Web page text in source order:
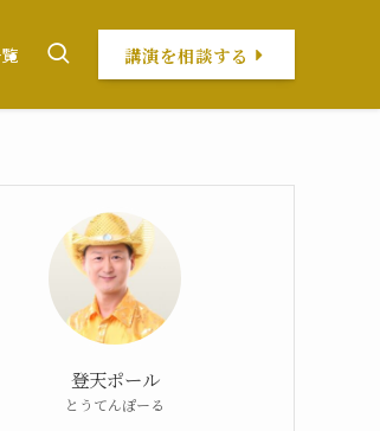
講演を相談する
登天ポール
とうてんぽーる